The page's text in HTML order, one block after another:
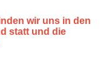
wir uns in den
statt und die